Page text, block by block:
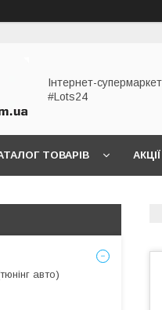
Інтернет-супермаркет
#Lots24
ТОВАРІВ АКЦІЇ
авто)